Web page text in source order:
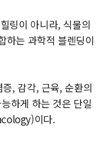
링이 아니라, 식물의
하는 과학적 블렌딩이
, 감각, 근육, 순환의
하게 하는 것은 단일
이다.